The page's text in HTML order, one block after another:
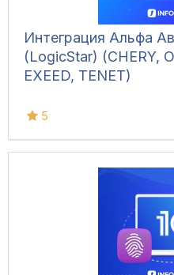
Интеграция Альфа
(LogicStar) (CHERY,
EXEED, TENET)
5